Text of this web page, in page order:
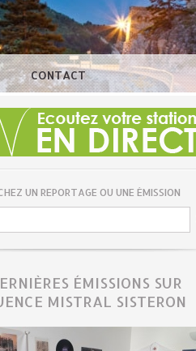
CONTACT
UN REPORTAGE OU UNE ÉMISSION
ÉMISSIONS SUR
MISTRAL SISTERON